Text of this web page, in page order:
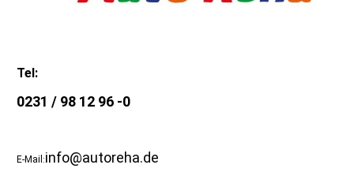
Tel:
0231 / 98 12 96 -0
E-Mail :info@autoreha.de